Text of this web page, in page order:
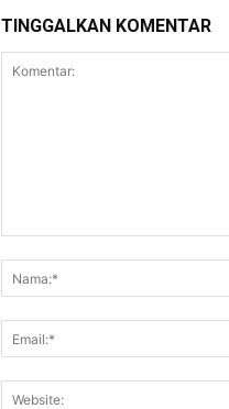
TINGGALKAN KOMENTAR